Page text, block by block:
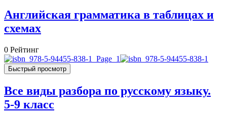
Английская грамматика в таблицах и
схемах
0 Рейтинг
Быстрый просмотр
Все виды разбора по русскому языку.
5-9 класс